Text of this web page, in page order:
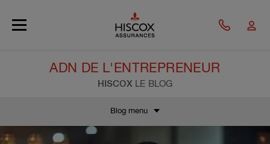
ADN DE L'ENTREPRENEUR
HISCOX LE BLOG
Blog menu